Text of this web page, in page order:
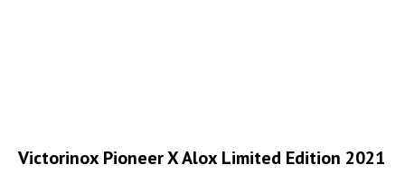
Victorinox Pioneer X Alox Limited Edition 2021